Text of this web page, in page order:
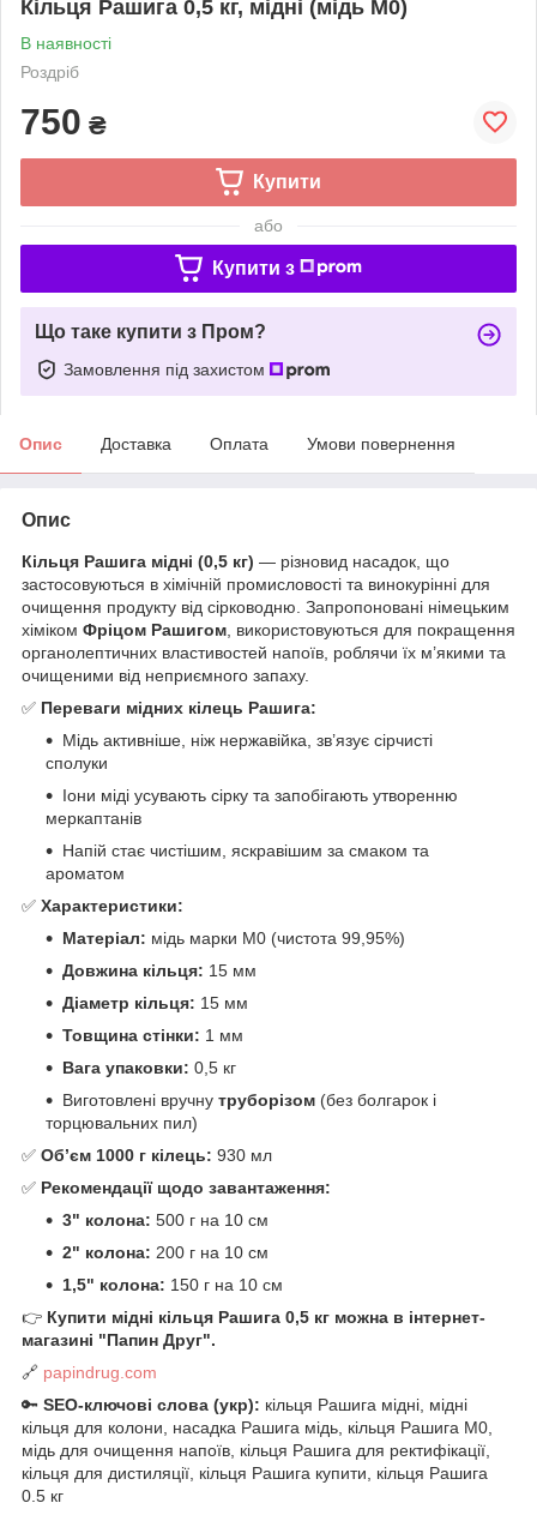
Кільця Рашига 0,5 кг, мідні (мідь М0)
В наявності
Роздріб
750 ₴
Купити
або
Купити з
Що таке купити з Пром?
Замовлення під захистом
Опис Доставка Оплата Умови повернення
Опис
Кільця Рашига мідні (0,5 кг) — різновид насадок, що
застосовуються в хімічній промисловості та винокурінні для
очищення продукту від сірководню. Запропоновані німецьким
хіміком Фріцом Рашигом , використовуються для покращення
органолептичних властивостей напоїв, роблячи їх м’якими та
очищеними від неприємного запаху.
✅ Переваги мідних кілець Рашига:
Мідь активніше, ніж нержавійка, зв’язує сірчисті
сполуки
Іони міді усувають сірку та запобігають утворенню
меркаптанів
Напій стає чистішим, яскравішим за смаком та
ароматом
✅ Характеристики:
Матеріал: мідь марки М0 (чистота 99,95%)
Довжина кільця: 15 мм
Діаметр кільця: 15 мм
Товщина стінки: 1 мм
Вага упаковки: 0,5 кг
Виготовлені вручну труборізом (без болгарок і
торцювальних пил)
✅ Обʼєм 1000 г кілець: 930 мл
✅ Рекомендації щодо завантаження:
3" колона: 500 г на 10 см
2" колона: 200 г на 10 см
1,5" колона: 150 г на 10 см
👉 Купити мідні кільця Рашига 0,5 кг можна в інтернет-
магазині "Папин Друг".
🔗 papindrug.com
🔑 SEO-ключові слова (укр): кільця Рашига мідні, мідні
кільця для колони, насадка Рашига мідь, кільця Рашига М0,
мідь для очищення напоїв, кільця Рашига для ректифікації,
кільця для дистиляції, кільця Рашига купити, кільця Рашига
0.5 кг